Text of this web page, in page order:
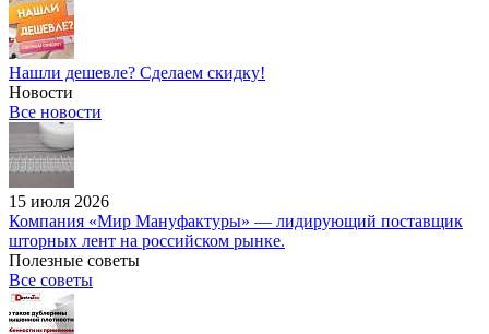
Нашли дешевле? Сделаем скидку!
Новости
Все новости
15 июля 2026
Компания «Мир Мануфактуры» — лидирующий поставщик
шторных лент на российском рынке.
Полезные советы
Все советы